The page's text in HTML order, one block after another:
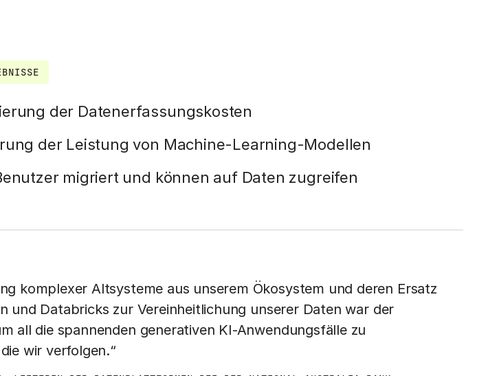
der Datenerfassungskosten
der Leistung von Machine-Learning-Modellen
migriert und können auf Daten zugreifen
komplexer Altsysteme aus unserem Ökosystem und deren Ersatz
und Databricks zur Vereinheitlichung unserer Daten war der
all die spannenden generativen KI-Anwendungsfälle zu
wir verfolgen.“